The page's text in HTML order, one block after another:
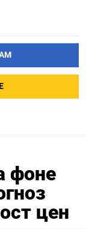
фоне
цен